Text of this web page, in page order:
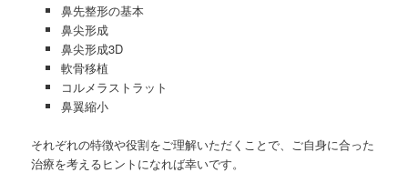
鼻先整形の基本
鼻尖形成
鼻尖形成3D
軟骨移植
コルメラストラット
鼻翼縮小
それぞれの特徴や役割をご理解いただくことで、ご自身に合った
治療を考えるヒントになれば幸いです。